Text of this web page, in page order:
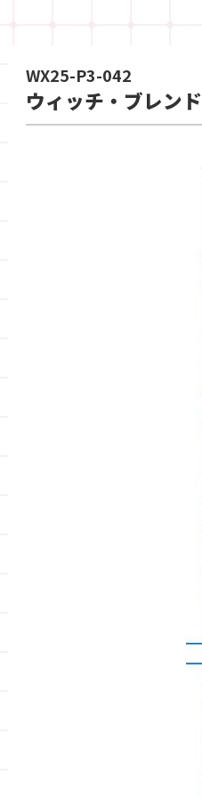
WX25-P3-042
ウィッチ・ブレンド